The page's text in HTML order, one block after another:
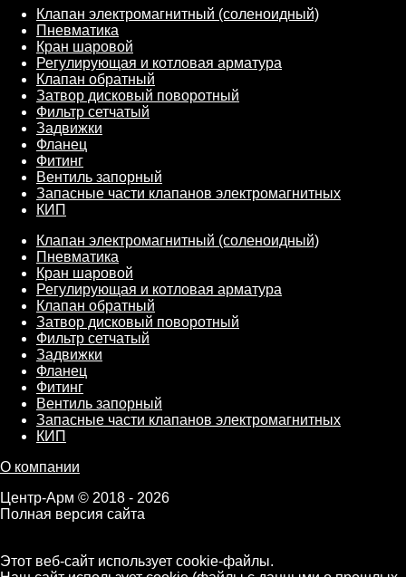
Клапан электромагнитный (соленоидный)
Пневматика
Кран шаровой
Регулирующая и котловая арматура
Клапан обратный
Затвор дисковый поворотный
Фильтр сетчатый
Задвижки
Фланец
Фитинг
Вентиль запорный
Запасные части клапанов электромагнитных
КИП
Клапан электромагнитный (соленоидный)
Пневматика
Кран шаровой
Регулирующая и котловая арматура
Клапан обратный
Затвор дисковый поворотный
Фильтр сетчатый
Задвижки
Фланец
Фитинг
Вентиль запорный
Запасные части клапанов электромагнитных
КИП
О компании
Центр-Арм © 2018 - 2026
Полная версия сайта
Этот веб-сайт использует cookie-файлы.